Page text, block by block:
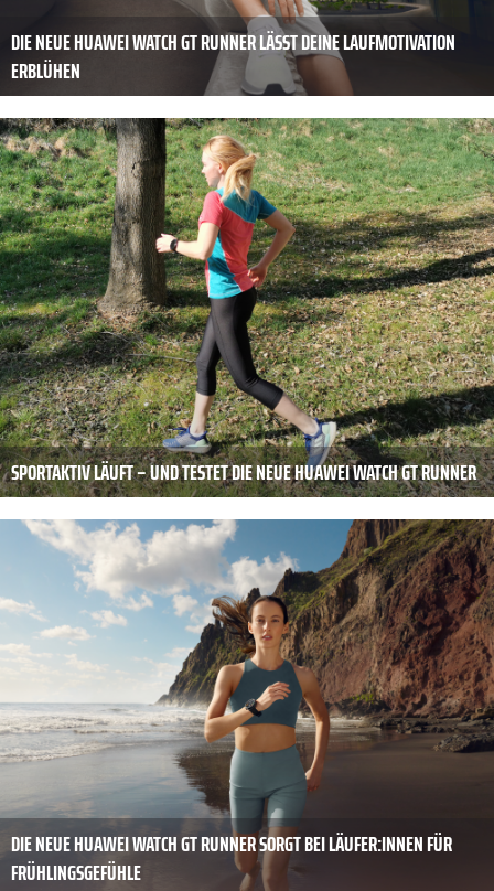
DIE NEUE HUAWEI WATCH GT RUNNER LÄSST DEINE LAUFMOTIVATION
ERBLÜHEN
SPORTAKTIV LÄUFT – UND TESTET DIE NEUE HUAWEI WATCH GT RUNNER
DIE NEUE HUAWEI WATCH GT RUNNER SORGT BEI LÄUFER:INNEN FÜR
FRÜHLINGSGEFÜHLE